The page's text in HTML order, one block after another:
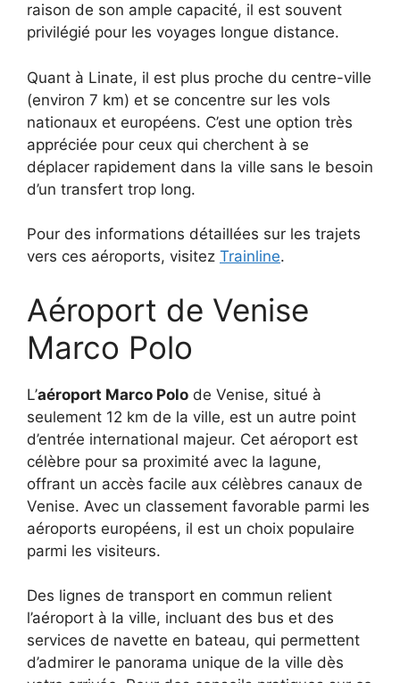
raison de son ample capacité, il est souvent
privilégié pour les voyages longue distance.
Quant à Linate, il est plus proche du centre-ville
(environ 7 km) et se concentre sur les vols
nationaux et européens. C’est une option très
appréciée pour ceux qui cherchent à se
déplacer rapidement dans la ville sans le besoin
d’un transfert trop long.
Pour des informations détaillées sur les trajets
vers ces aéroports, visitez Trainline.
Aéroport de Venise
Marco Polo
L’aéroport Marco Polo de Venise, situé à
seulement 12 km de la ville, est un autre point
d’entrée international majeur. Cet aéroport est
célèbre pour sa proximité avec la lagune,
offrant un accès facile aux célèbres canaux de
Venise. Avec un classement favorable parmi les
aéroports européens, il est un choix populaire
parmi les visiteurs.
Des lignes de transport en commun relient
l’aéroport à la ville, incluant des bus et des
services de navette en bateau, qui permettent
d’admirer le panorama unique de la ville dès